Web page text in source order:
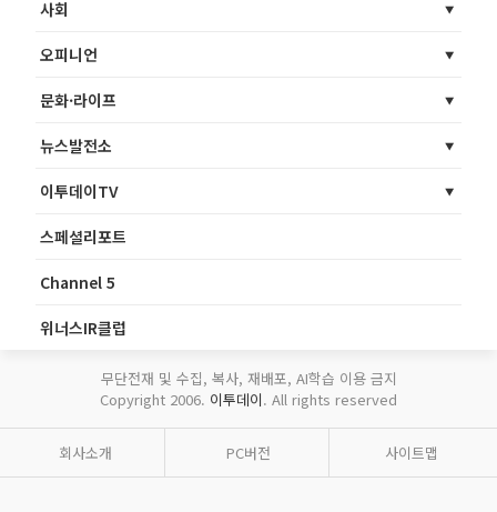
사회
오피니언
문화·라이프
뉴스발전소
이투데이TV
스페셜리포트
Channel 5
위너스IR클럽
무단전재 및 수집, 복사, 재배포, AI학습 이용 금지
Copyright 2006. 이투데이. All rights reserved
회사소개 PC버전 사이트맵